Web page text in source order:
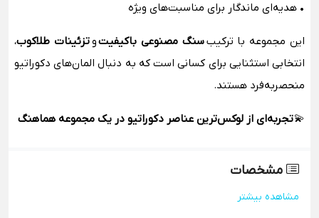
• هدیه‌ای ماندگار برای مناسبت‌های ویژه
این مجموعه با ترکیبسنگ مصنوعی باکیفیتوتزئینات طلاکوب،
انتخابی استثنایی برای کسانی است که به دنبال المان‌های دکوراتیو
منحصربه‌فرد هستند.
💫تجربه‌ای از لوکس‌ترین عناصر دکوراتیو در یک مجموعه هماهنگ
مشخصات
مشاهده بیشتر